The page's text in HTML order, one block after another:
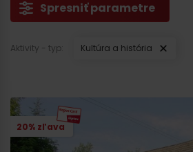
Spresniť parametre
Aktivity - typ: Kultúra a história
20% zľava